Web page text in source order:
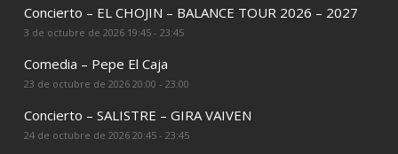
Concierto – EL CHOJIN – BALANCE TOUR 2026 – 2027
3 de octubre de 2026 19:45 - 23:45
Comedia – Pepe El Caja
23 de octubre de 2026 20:00 - 23:00
Concierto – SALISTRE – GIRA VAIVEN
24 de octubre de 2026 20:45 - 23:45